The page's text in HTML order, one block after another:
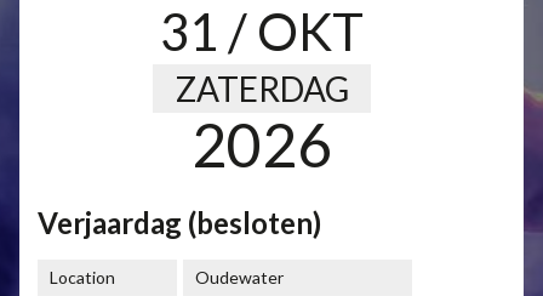
31 / OKT
ZATERDAG
2026
Verjaardag (besloten)
Location Oudewater